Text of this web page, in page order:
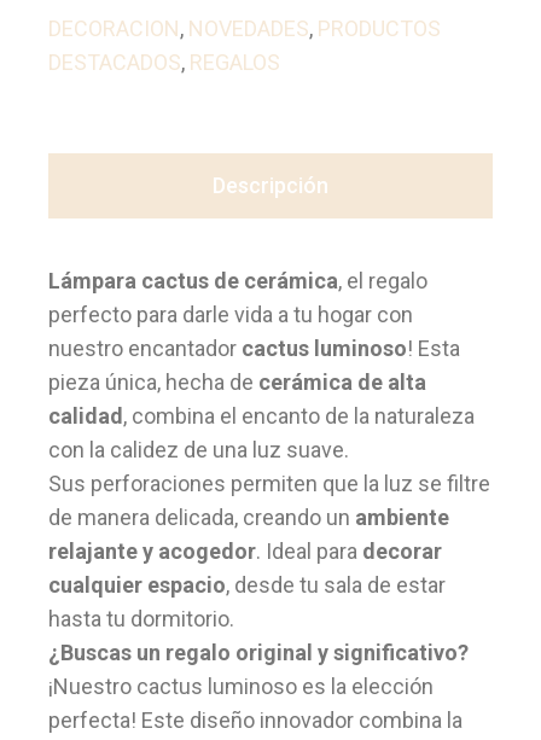
DECORACION, NOVEDADES, PRODUCTOS
DESTACADOS, REGALOS
Descripción
Lámpara cactus de cerámica, el regalo
perfecto para darle vida a tu hogar con
nuestro encantador cactus luminoso! Esta
pieza única, hecha de cerámica de alta
calidad , combina el encanto de la naturaleza
con la calidez de una luz suave.
Sus perforaciones permiten que la luz se filtre
de manera delicada, creando un ambiente
relajante y acogedor. Ideal para decorar
cualquier espacio, desde tu sala de estar
hasta tu dormitorio.
¿Buscas un regalo original y significativo?
¡Nuestro cactus luminoso es la elección
perfecta! Este diseño innovador combina la